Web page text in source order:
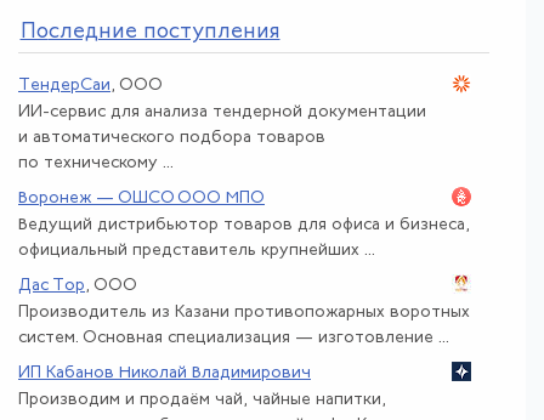
Последние поступления
ТендерСаи , ООО
ИИ-сервис для анализа тендерной документации
и автоматического подбора товаров
по техническому ...
Воронеж — ОШСО ООО МПО
Ведущий дистрибьютор товаров для офиса и бизнеса,
официальный представитель крупнейших ...
Дас Тор , ООО
Производитель из Казани противопожарных воротных
систем. Основная специализация — изготовление ...
ИП Кабанов Николай Владимирович
Производим и продаём чай, чайные напитки,